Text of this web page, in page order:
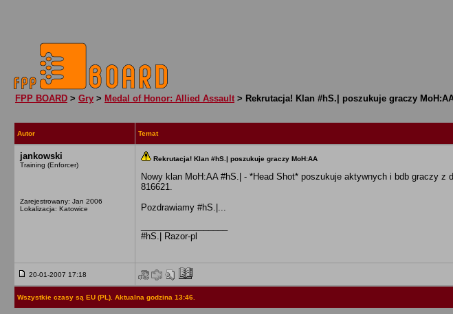
FPP BOARD > Gry > Medal of Honor: Allied Assault > Rekrutacja! Klan #hS.| poszukuje graczy
Autor Temat
jankowski
Training (Enforcer)
Zarejestrowany: Jan 2006
Lokalizacja: Katowice
Rekrutacja! Klan #hS.| poszukuje graczy MoH:AA
Nowy klan MoH:AA #hS.| - *Head Shot* poszukuje aktywnych i bdb graczy
816621.
Pozdrawiamy #hS.|...
#hS.| Razor-pl
20-01-2007 17:18
Wszystkie czasy są EU (PL). Aktualna godzina 13:46.